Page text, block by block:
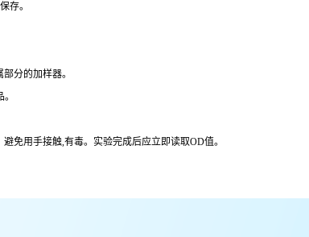
存。
分的加样器。
免用手接触,有毒。实验完成后应立即读取OD值。